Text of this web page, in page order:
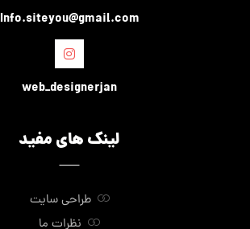
Info.siteyou@gmail.com
web_designerjan
لینک های مفید
طراحی سایت
نظرات ما